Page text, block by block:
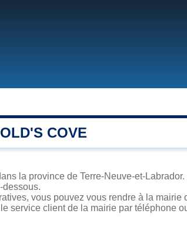
COVE
la province de Terre-Neuve-et-
dessous.
vous pouvez vous rendre à la
service client de la mairie par téléphone